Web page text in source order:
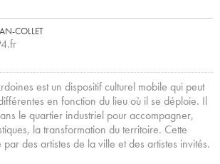
COLLET
est un dispositif culturel mobile qui peut
en fonction du lieu où il se déploie. Il
le quartier industriel pour accompagner,
la transformation du territoire. Cette
des artistes de la ville et des artistes invités.